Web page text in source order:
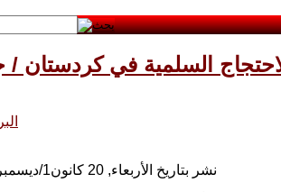
السلمية في كردستان
نشر بتاريخ الأربعاء, 20 كانون1/ديسمبر 2017 17:44